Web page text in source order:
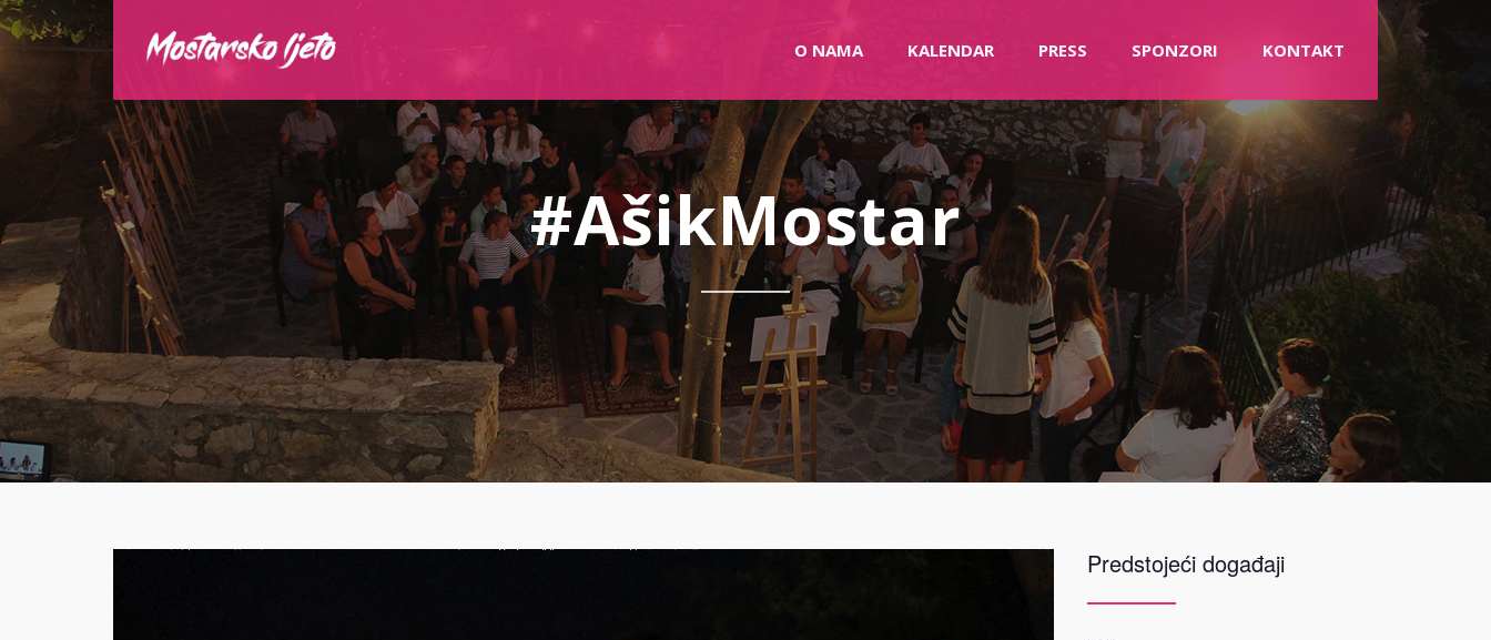
O NAMA KALENDAR PRESS SPONZORI KONTAKT
#AšikMostar
Predstojeći događaji